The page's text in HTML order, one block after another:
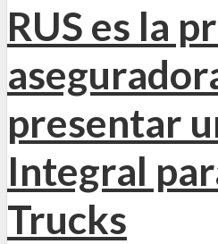
RUS es la
presentar
Integral
Trucks